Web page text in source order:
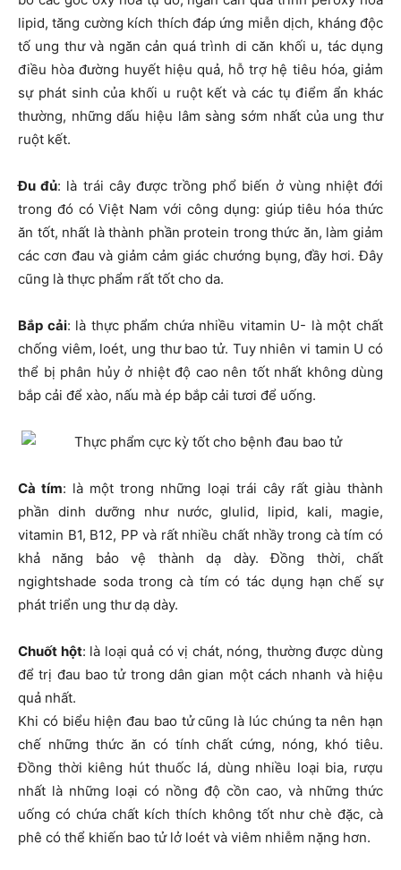
lipid, tăng cường kích thích đáp ứng miễn dịch, kháng độc
tố ung thư và ngăn cản quá trình di căn khối u, tác dụng
điều hòa đường huyết hiệu quả, hỗ trợ hệ tiêu hóa, giảm
sự phát sinh của khối u ruột kết và các tụ điểm ẩn khác
thường, những dấu hiệu lâm sàng sớm nhất của ung thư
ruột kết.
Đu đủ: là trái cây được trồng phổ biến ở vùng nhiệt đới
trong đó có Việt Nam với công dụng: giúp tiêu hóa thức
ăn tốt, nhất là thành phần protein trong thức ăn, làm giảm
các cơn đau và giảm cảm giác chướng bụng, đầy hơi. Đây
cũng là thực phẩm rất tốt cho da.
Bắp cải: là thực phẩm chứa nhiều vitamin U- là một chất
chống viêm, loét, ung thư bao tử. Tuy nhiên vi tamin U có
thể bị phân hủy ở nhiệt độ cao nên tốt nhất không dùng
bắp cải để xào, nấu mà ép bắp cải tươi để uống.
Cà tím: là một trong những loại trái cây rất giàu thành
phần dinh dưỡng như nước, glulid, lipid, kali, magie,
vitamin B1, B12, PP và rất nhiều chất nhầy trong cà tím có
khả năng bảo vệ thành dạ dày. Đồng thời, chất
ngightshade soda trong cà tím có tác dụng hạn chế sự
phát triển ung thư dạ dày.
Chuốt hột: là loại quả có vị chát, nóng, thường được dùng
để trị đau bao tử trong dân gian một cách nhanh và hiệu
quả nhất.
Khi có biểu hiện đau bao tử cũng là lúc chúng ta nên hạn
chế những thức ăn có tính chất cứng, nóng, khó tiêu.
Đồng thời kiêng hút thuốc lá, dùng nhiều loại bia, rượu
nhất là những loại có nồng độ cồn cao, và những thức
uống có chứa chất kích thích không tốt như chè đặc, cà
phê có thể khiến bao tử lở loét và viêm nhiễm nặng hơn.